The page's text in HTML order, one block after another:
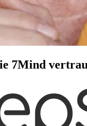
7Mind